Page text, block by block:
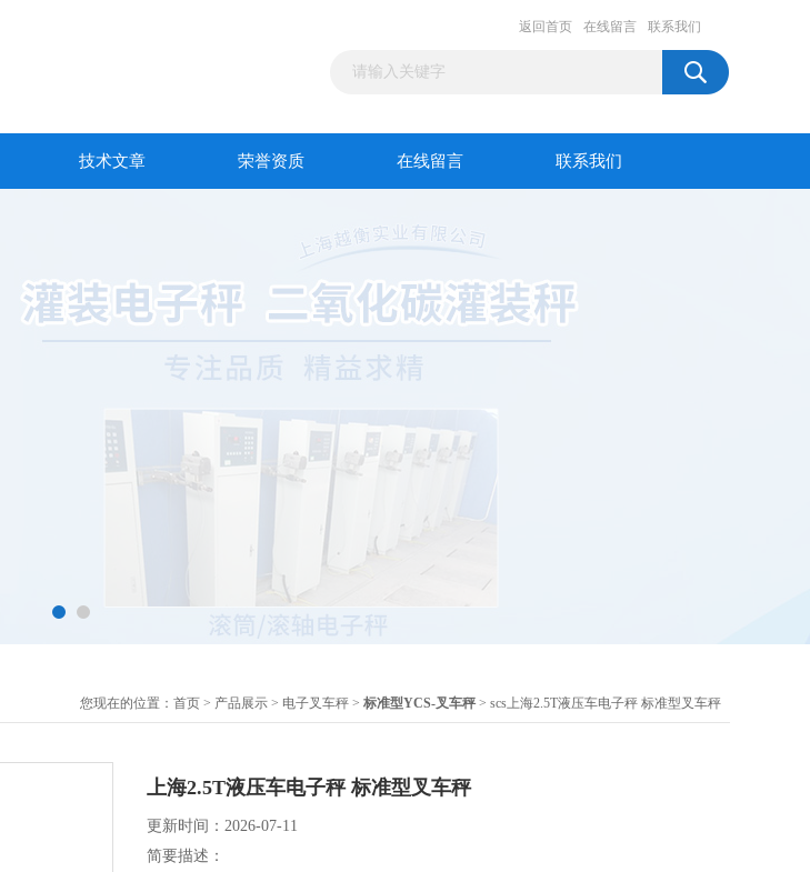
返回首页 在线留言 联系我们
技术文章 荣誉资质 在线留言 联系我们
您现在的位置： 首页 > 产品展示 > 电子叉车秤 > 标准型YCS-叉车秤> scs上海2.5T液压车电子秤 标准型叉车秤
上海2.5T液压车电子秤 标准型叉车秤
更新时间：2026-07-11
简要描述：